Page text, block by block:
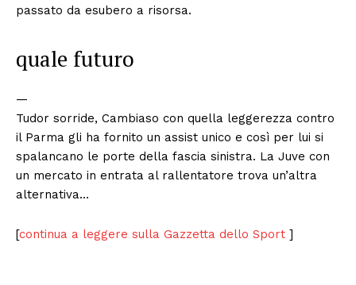
passato da esubero a risorsa.
quale futuro
—
Tudor sorride, Cambiaso con quella leggerezza contro
il Parma gli ha fornito un assist unico e così per lui si
spalancano le porte della fascia sinistra. La Juve con
un mercato in entrata al rallentatore trova un’altra
alternativa…
[continua a leggere sulla Gazzetta dello Sport ]